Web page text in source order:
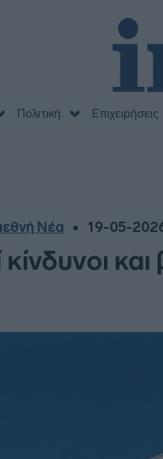
Πολιτική Επιχειρήσεις
Νέα 19-05-
κίνδυνοι